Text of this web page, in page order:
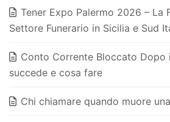
Tener Expo Palermo 2026 – La
Settore Funerario in Sicilia e Sud
Conto Corrente Bloccato Dopo
succede e cosa fare
Chi chiamare quando muore